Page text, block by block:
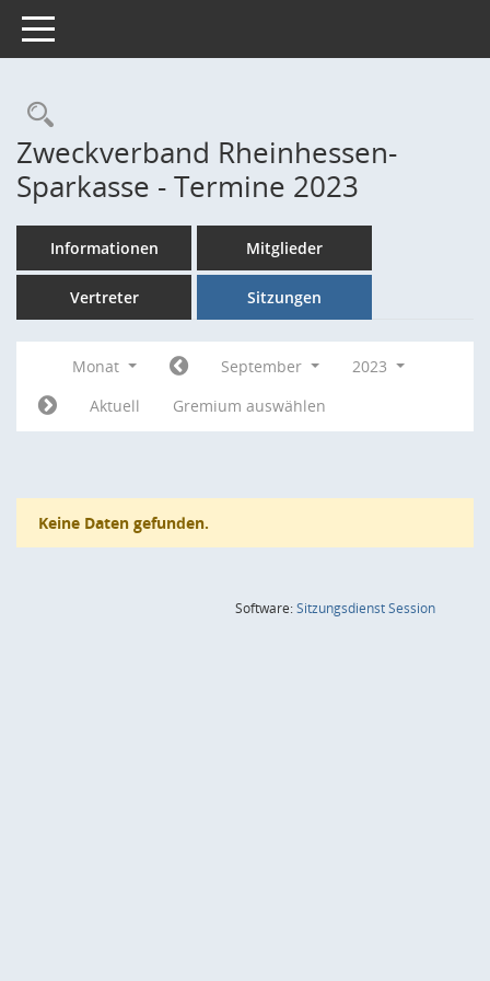
Toggle navigation
Rechercheauswahl
Zweckverband Rheinhessen-
Sparkasse - Termine 2023
Informationen Mitglieder
Vertreter Sitzungen
Monat September
2023
Aktuell
Gremium auswählen
Keine Daten gefunden.
Software:SitzungsdienstSession(Wird in